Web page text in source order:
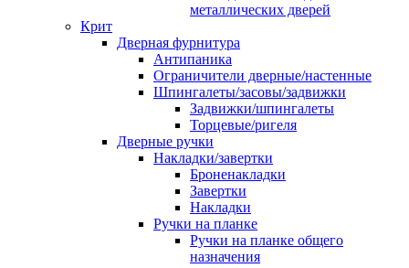
металлических дверей
Крит
Дверная фурнитура
Антипаника
Ограничители дверные/настенные
Шпингалеты/засовы/задвижки
Задвижки/шпингалеты
Торцевые/ригеля
Дверные ручки
Накладки/завертки
Броненакладки
Завертки
Накладки
Ручки на планке
Ручки на планке общего
назначения